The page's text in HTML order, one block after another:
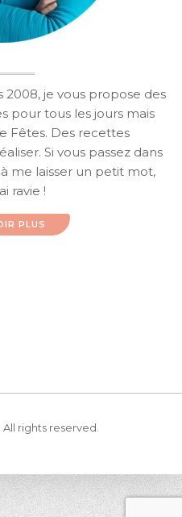
je vous propose des
pour tous les jours mais
Fêtes. Des recettes
Si vous passez dans
me laisser un petit mot,
ravie !
PLUS
rights reserved.